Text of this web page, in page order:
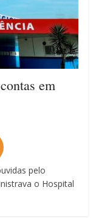
em
pelo
o Hospital